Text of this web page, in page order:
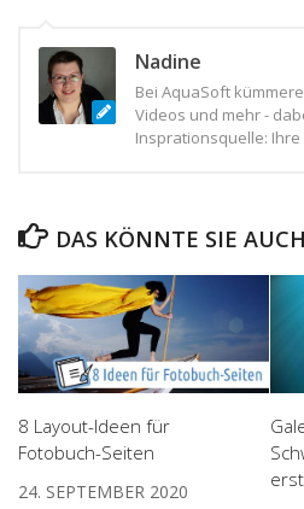
Nadine
Bei AquaSoft
Videos und mehr -
Insprationsquelle:
DAS KÖNNTE SIE
8 Layout-Ideen für
Fotobuch-Seiten
24. SEPTEMBER 2020